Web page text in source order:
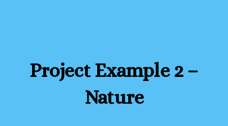
Project Example 2 –
Nature